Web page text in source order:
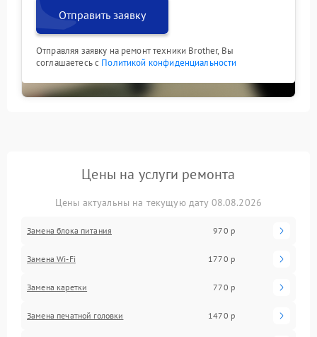
Отправить заявку
Отправляя заявку на ремонт техники Brother, Вы
соглашаетесь с Политикой конфиденциальности
Цены на услуги ремонта
Цены актуальны на текущую дату 08.08.2026
Замена блока питания 970 р
Замена Wi-Fi 1770 р
Замена каретки 770 р
Замена печатной головки 1470 р